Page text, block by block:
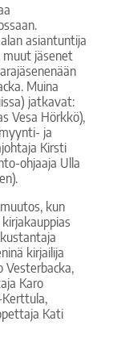
asiantuntija
jäsenet
Muina
jatkavat:
Vesa Hörkkö),
ja
Kirsti
ohjaaja Ulla
kun
kirjailija
Vesterbacka,
Karo
Kati